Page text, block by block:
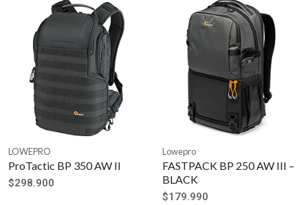
LOWEPRO
ProTactic BP 350 AW II
$298.900
Lowepro
FASTPACK BP 250 AW III –
BLACK
$179.990